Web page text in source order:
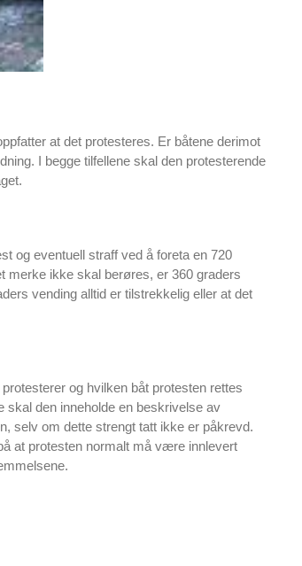
at det protesteres. Er båtene derimot
I begge tilfellene skal den protesterende
og eventuell straff ved å foreta en 720
merke ikke skal berøres, er 360 graders
vending alltid er tilstrekkelig eller at det
og hvilken båt protesten rettes
skal den inneholde en beskrivelse av
selv om dette strengt tatt ikke er påkrevd.
at protesten normalt må være innlevert